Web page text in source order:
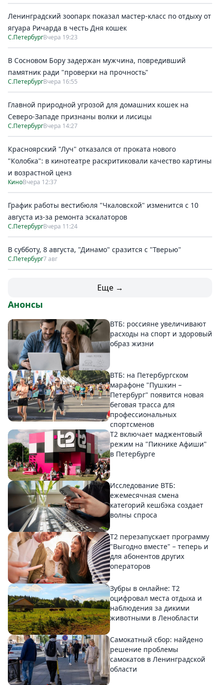
Ленинградский зоопарк показал мастер-класс по отдыху от
ягуара Ричарда в честь Дня кошек
С.ПетербургВчера 19:23
В Сосновом Бору задержан мужчина, повредивший
памятник ради "проверки на прочность"
С.ПетербургВчера 16:55
Главной природной угрозой для домашних кошек на
Северо-Западе признаны волки и лисицы
С.ПетербургВчера 14:27
Красноярский "Луч" отказался от проката нового
"Колобка": в кинотеатре раскритиковали качество картины
и возрастной ценз
КиноВчера 12:37
График работы вестибюля "Чкаловской" изменится с 10
августа из-за ремонта эскалаторов
С.ПетербургВчера 11:24
В субботу, 8 августа, "Динамо" сразится с "Тверью"
С.Петербург7 авг
Еще →
Анонсы
ВТБ: россияне увеличивают
расходы на спорт и здоровый
образ жизни
ВТБ: на Петербургском
марафоне "Пушкин –
Петербург" появится новая
беговая трасса для
профессиональных
спортсменов
Т2 включает маджентовый
режим на "Пикнике Афиши"
в Петербурге
Исследование ВТБ:
ежемесячная смена
категорий кешбэка создает
волны спроса
Т2 перезапускает программу
"Выгодно вместе" – теперь и
для абонентов других
операторов
Зубры в онлайне: Т2
оцифровал места отдыха и
наблюдения за дикими
животными в Ленобласти
Самокатный сбор: найдено
решение проблемы
самокатов в Ленинградской
области